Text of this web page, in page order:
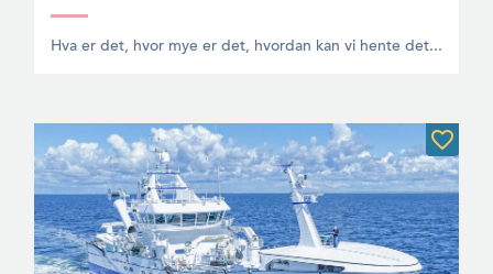
Hva er det, hvor mye er det, hvordan kan vi hente det...